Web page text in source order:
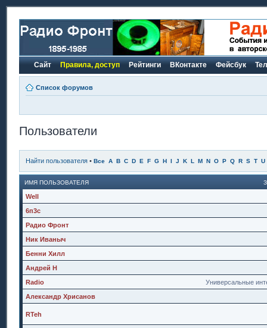
Сайт Правила, доступ Рейтинги ВКонтакте Фейсбук
Список форумов
Пользователи
Найти пользователя • Все A B C D E F G H I J K L M N O P Q R S T U
ИМЯ ПОЛЬЗОВАТЕЛЯ
Well
6п3с
Радио Фронт
Ник Иваныч
Бенни Хилл
Андрей Н
Универсальные
Radio
Александр Хрисанов
RTeh